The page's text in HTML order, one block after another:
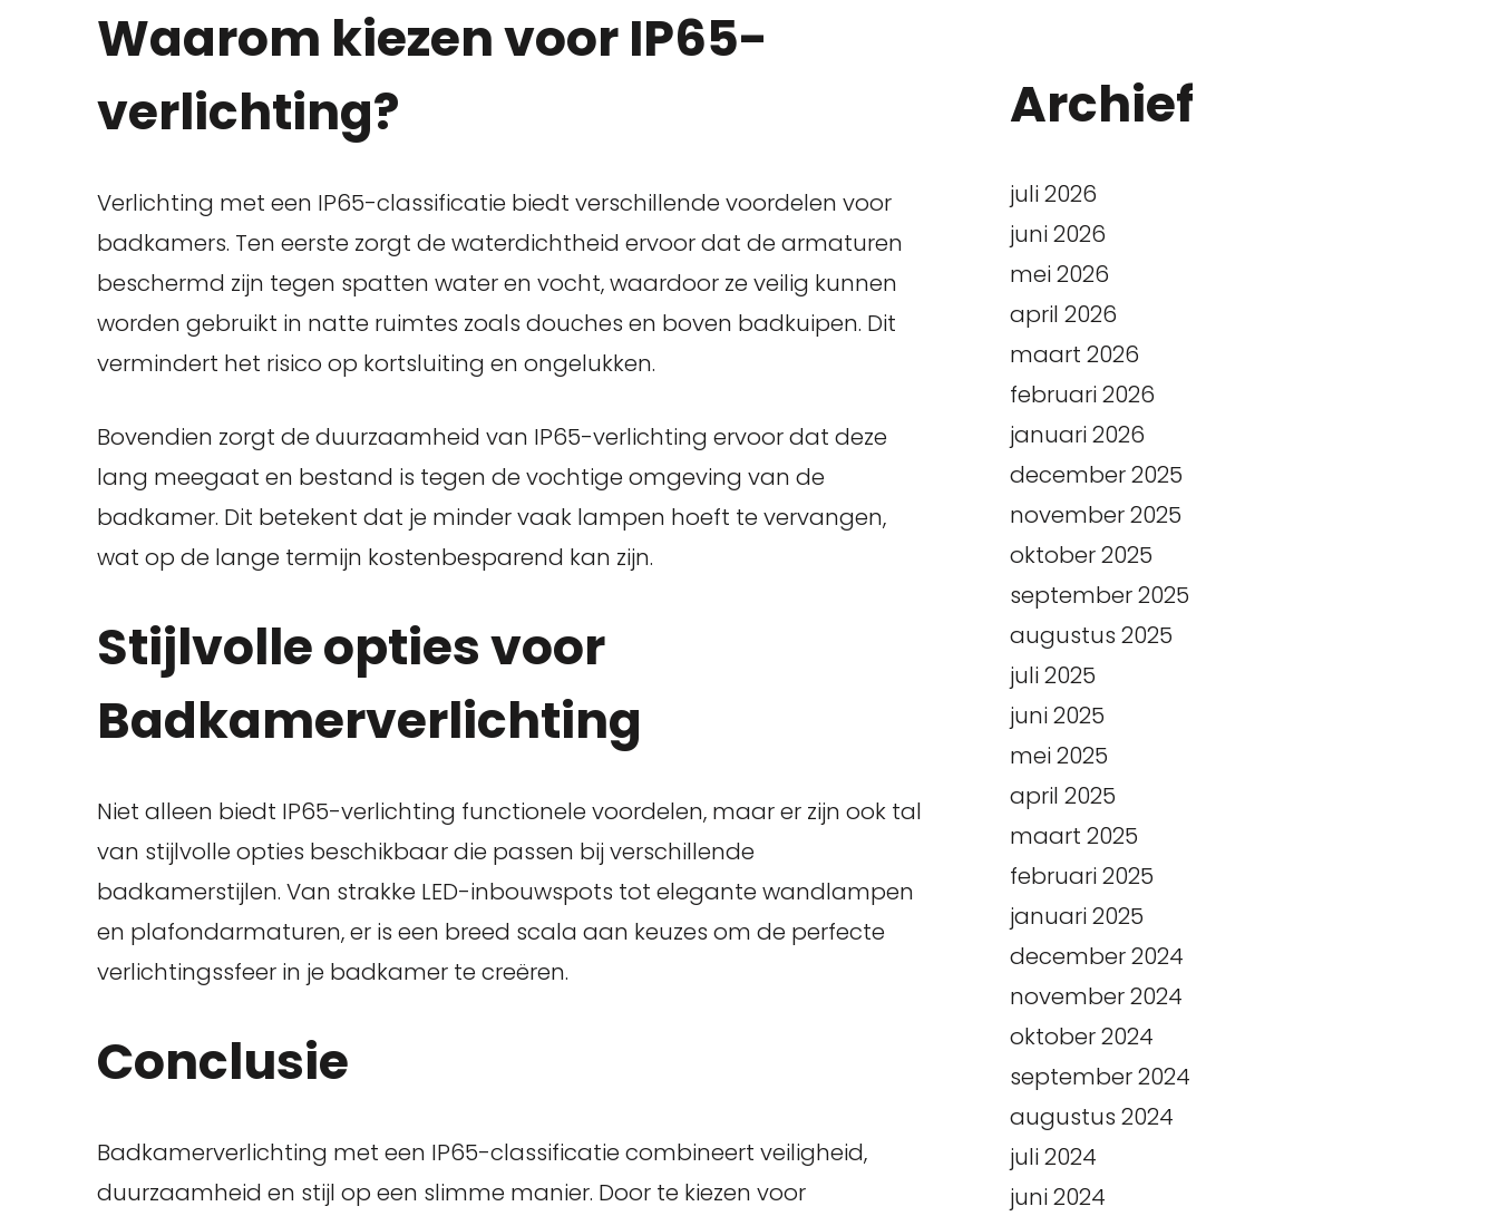
Waarom kiezen voor IP65-
verlichting?
Verlichting met een IP65-classificatie biedt verschillende voordelen voor
badkamers. Ten eerste zorgt de waterdichtheid ervoor dat de armaturen
beschermd zijn tegen spatten water en vocht, waardoor ze veilig kunnen
worden gebruikt in natte ruimtes zoals douches en boven badkuipen. Dit
vermindert het risico op kortsluiting en ongelukken.
Bovendien zorgt de duurzaamheid van IP65-verlichting ervoor dat deze
lang meegaat en bestand is tegen de vochtige omgeving van de
badkamer. Dit betekent dat je minder vaak lampen hoeft te vervangen,
wat op de lange termijn kostenbesparend kan zijn.
Stijlvolle opties voor
Badkamerverlichting
Niet alleen biedt IP65-verlichting functionele voordelen, maar er zijn ook tal
van stijlvolle opties beschikbaar die passen bij verschillende
badkamerstijlen. Van strakke LED-inbouwspots tot elegante wandlampen
en plafondarmaturen, er is een breed scala aan keuzes om de perfecte
verlichtingssfeer in je badkamer te creëren.
Conclusie
Badkamerverlichting met een IP65-classificatie combineert veiligheid,
duurzaamheid en stijl op een slimme manier. Door te kiezen voor
Archief
juli 2026
juni 2026
mei 2026
april 2026
maart 2026
februari 2026
januari 2026
december 2025
november 2025
oktober 2025
september 2025
augustus 2025
juli 2025
juni 2025
mei 2025
april 2025
maart 2025
februari 2025
januari 2025
december 2024
november 2024
oktober 2024
september 2024
augustus 2024
juli 2024
juni 2024